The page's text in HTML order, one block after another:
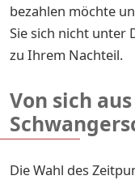
bezahlen möchte
Sie sich nicht unter
zu Ihrem Nachteil.
Von sich
Die Wahl des